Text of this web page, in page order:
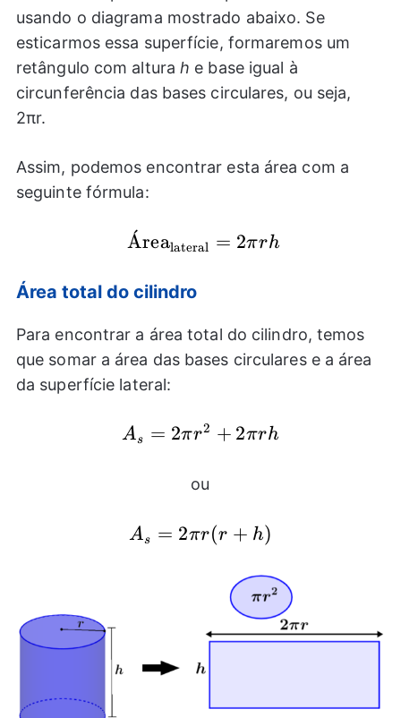
usando o diagrama mostrado abaixo. Se
esticarmos essa superfície, formaremos um
retângulo com alturah e base igual à
circunferência das bases circulares, ou seja,
2πr.
Assim, podemos encontrar esta área com a
seguinte fórmula:
A
ˊrealateral = 2πrh
Área total do cilindro
Para encontrar a área total do cilindro, temos
que somar a área das bases circulares e a área
da superfície lateral:
A_{s}=2\pi
r h
As = 2πr2 + 2πrh
ou
A_{s}=2\pi
As = 2πr(r + h)